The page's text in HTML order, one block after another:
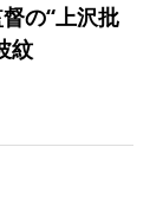
の“上沢批
紋